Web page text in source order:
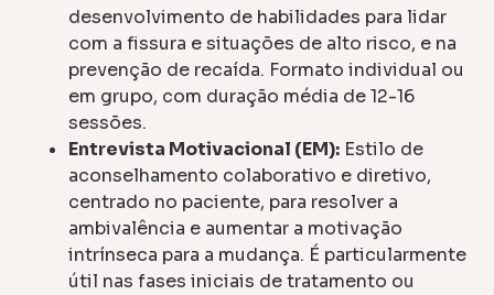
desenvolvimento de habilidades para lidar
com a fissura e situações de alto risco, e na
prevenção de recaída. Formato individual ou
em grupo, com duração média de 12-16
sessões.
Entrevista Motivacional (EM): Estilo de
aconselhamento colaborativo e diretivo,
centrado no paciente, para resolver a
ambivalência e aumentar a motivação
intrínseca para a mudança. É particularmente
útil nas fases iniciais de tratamento ou